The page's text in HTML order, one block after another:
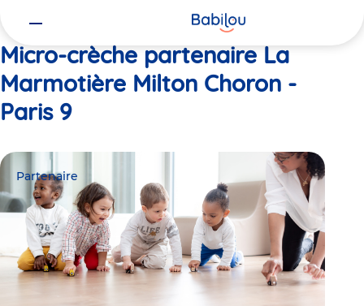
Micro-crèche partenaire La
Marmotière Milton Choron -
Paris 9
Partenaire